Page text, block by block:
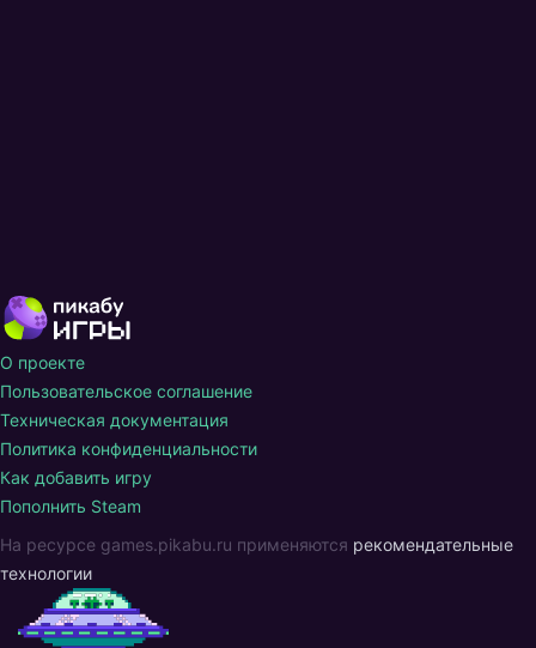
О проекте
Пользовательское соглашение
Техническая документация
Политика конфиденциальности
Как добавить игру
Пополнить Steam
На ресурсе games.pikabu.ru применяются рекомендательные
технологии